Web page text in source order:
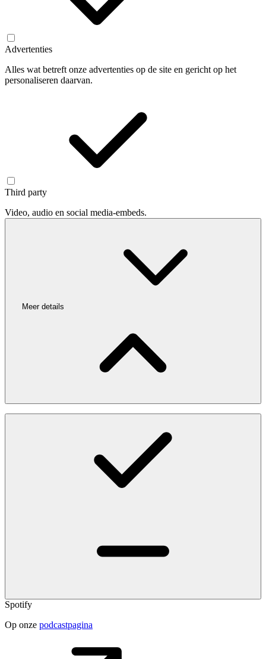
Advertenties
Alles wat betreft onze advertenties op de site en gericht op het
personaliseren daarvan.
Third party
Video, audio en social media-embeds.
Meer details
Spotify
Op onze podcastpagina